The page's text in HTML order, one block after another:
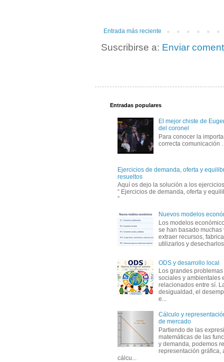
Entrada más reciente
Suscribirse a: Enviar
Entradas populares
El mejor chiste de
del coronel
Para conocer la
correcta
Ejercicios de demanda, oferta y
resueltos
Aquí os dejo la solución a los
“ Ejercicios de demanda, oferta y
”
Nuevos modelos
Los modelos
se han basado muchas
extraer recursos,
utilizarlos y
ODS y desarrollo local
Los grandes
sociales y ambientales
relacionados entre sí.
desigualdad, el
e...
Cálculo y
de mercado
Partiendo de las
matemáticas de las
y demanda, podemos
representación gráfica,
cálcu...